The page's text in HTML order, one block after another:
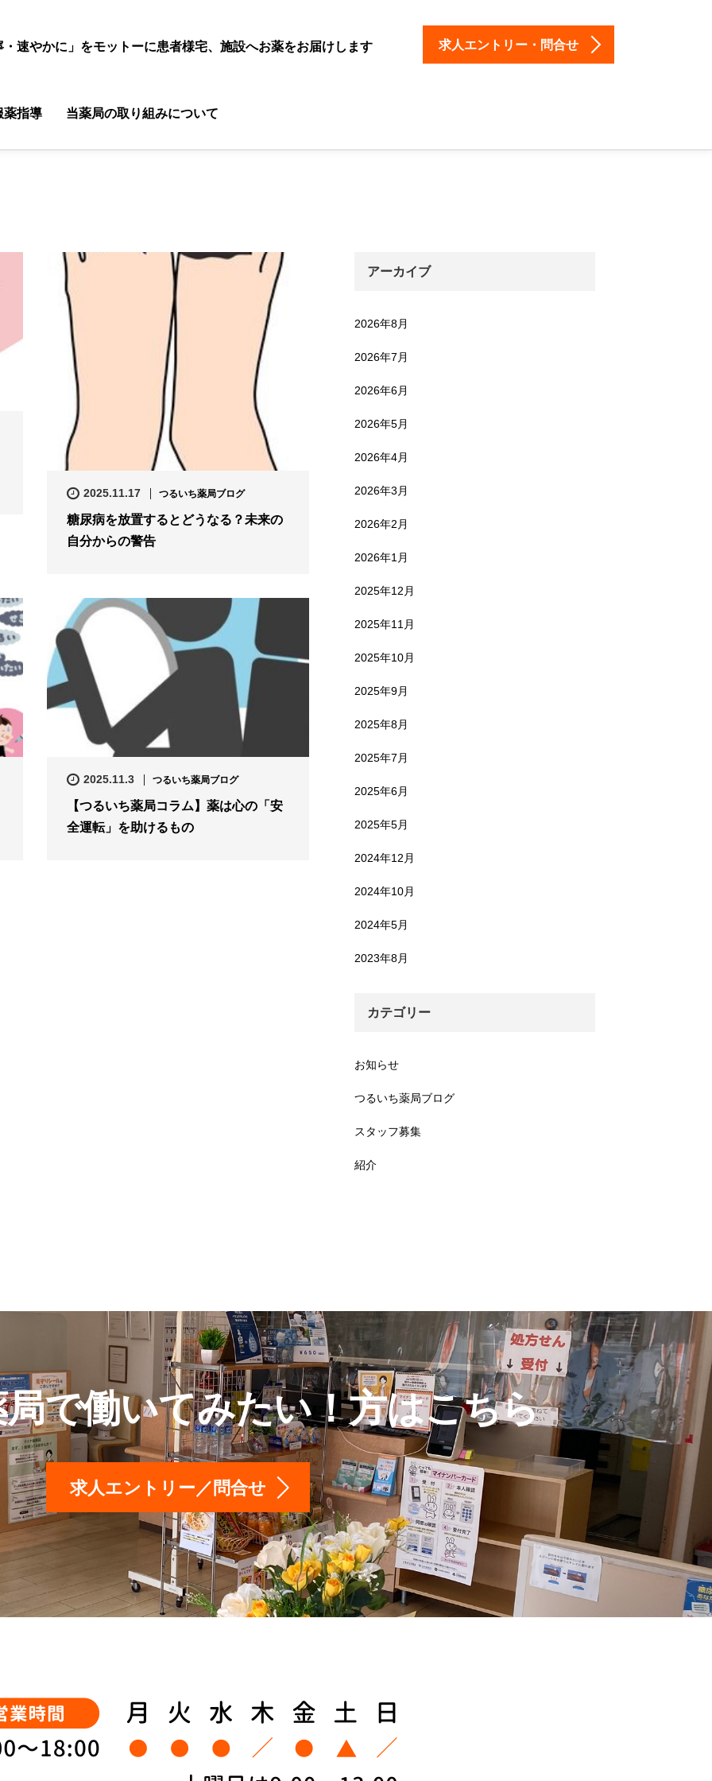
・速やかに」をモットーに患者様宅、施設へお薬をお届けします
薬指導 当薬局の取り組みについて
求人エントリー・問合せ
2025.11.17 つるいち薬局ブログ
糖尿病を放置するとどうなる？未来の
自分からの警告
2025.11.3 つるいち薬局ブログ
【つるいち薬局コラム】薬は心の「安
全運転」を助けるもの
アーカイブ
2026年8月
2026年7月
2026年6月
2026年5月
2026年4月
2026年3月
2026年2月
2026年1月
2025年12月
2025年11月
2025年10月
2025年9月
2025年8月
2025年7月
2025年6月
2025年5月
2024年12月
2024年10月
2024年5月
2023年8月
カテゴリー
お知らせ
つるいち薬局ブログ
スタッフ募集
紹介
で働いてみたい！方はこちら
求人エントリー／問合せ